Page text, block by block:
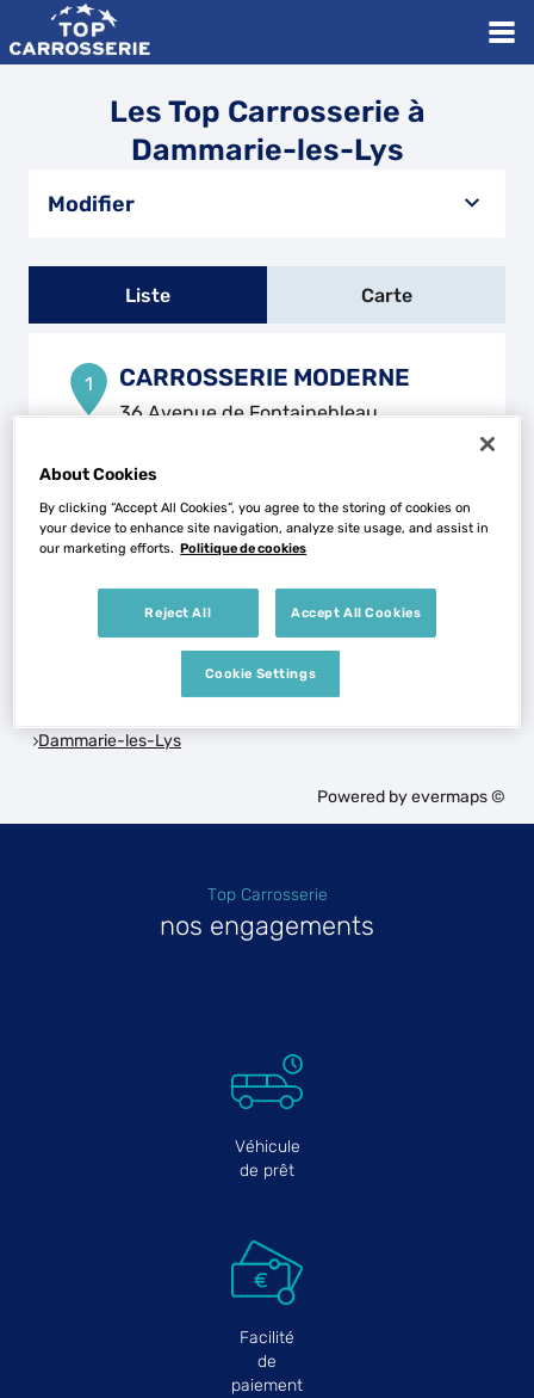
Les Top Carrosserie à
Dammarie-les-Lys
Modifier
Liste Carte
1 CARROSSERIE MODERNE
36 Avenue de Fontainebleau
Voir plus
Les Top Carrosserie dans les villes à proximité
Dammarie-les-Lys
Powered byevermaps ©
Top Carrosserie
nos engagements
Véhicule
de prêt
Facilité
de
paiement
About Cookies
By clicking “Accept All Cookies”, you agree to the storing of cookies on
your device to enhance site navigation, analyze site usage, and assist in
our marketing efforts. Politique de cookies
Reject All Accept All Cookies
Cookie Settings